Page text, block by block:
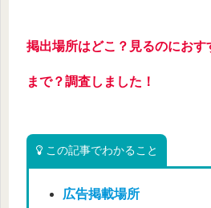
掲出場所はどこ？見るのにおす
まで？調査しました！
この記事でわかること
広告掲載場所